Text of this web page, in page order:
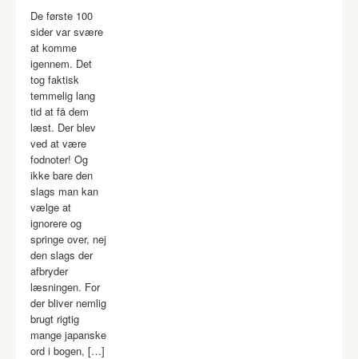
De første 100
sider var svære
at komme
igennem. Det
tog faktisk
temmelig lang
tid at få dem
læst. Der blev
ved at være
fodnoter! Og
ikke bare den
slags man kan
vælge at
ignorere og
springe over, nej
den slags der
afbryder
læsningen. For
der bliver nemlig
brugt rigtig
mange japanske
ord i bogen, […]